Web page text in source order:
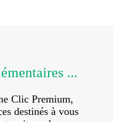
...
Clic Premium,
destinés à vous